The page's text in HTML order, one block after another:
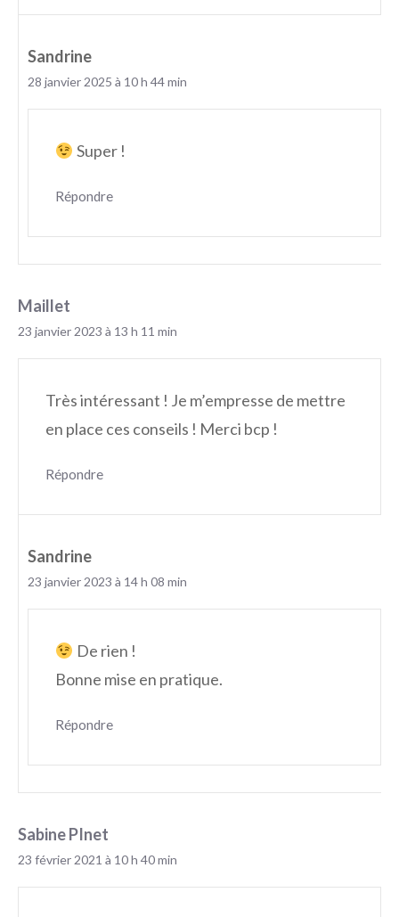
Sandrine
28 janvier 2025 à 10 h 44 min
Super !
Répondre
Maillet
23 janvier 2023 à 13 h 11 min
Très intéressant ! Je m’empresse de mettre
en place ces conseils ! Merci bcp !
Répondre
Sandrine
23 janvier 2023 à 14 h 08 min
De rien !
Bonne mise en pratique.
Répondre
Sabine PInet
23 février 2021 à 10 h 40 min